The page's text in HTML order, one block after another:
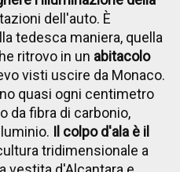
dell'auto. È
tedesca maniera, quella
ritrovo in un abitacolo
visti uscire da Monaco.
quasi ogni centimetro
da fibra di carbonio,
Il colpo d'ala è il
tridimensionale a